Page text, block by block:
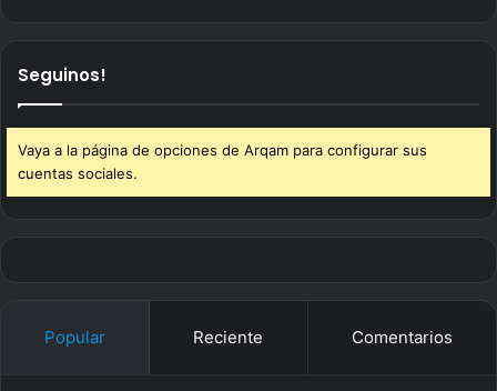
Seguinos!
Vaya a la página de opciones de Arqam para configurar sus
cuentas sociales.
Popular Reciente Comentarios